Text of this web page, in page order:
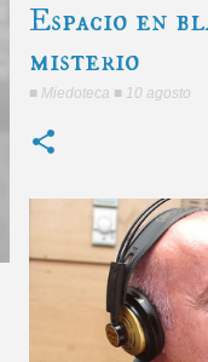
Espacio en
misterio
■ Miedoteca ■ 10 agosto